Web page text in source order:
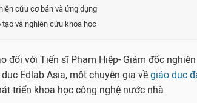
cứu cơ bản và ứng dụng
và nghiên cứu khoa học
đổi với Tiến sĩ Phạm Hiệp- Giám đốc nghiên
Edlab Asia, một chuyên gia về giáo dục
triển khoa học công nghệ nước nhà.